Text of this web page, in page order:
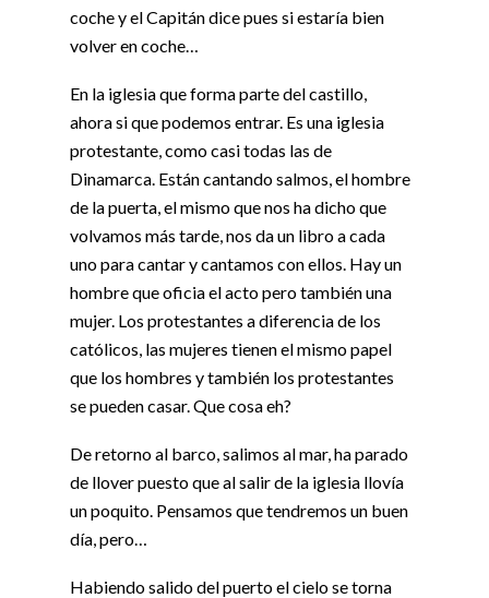
coche y el Capitán dice pues si estaría bien
volver en coche…
En la iglesia que forma parte del castillo,
ahora si que podemos entrar. Es una iglesia
protestante, como casi todas las de
Dinamarca. Están cantando salmos, el hombre
de la puerta, el mismo que nos ha dicho que
volvamos más tarde, nos da un libro a cada
uno para cantar y cantamos con ellos. Hay un
hombre que oficia el acto pero también una
mujer. Los protestantes a diferencia de los
católicos, las mujeres tienen el mismo papel
que los hombres y también los protestantes
se pueden casar. Que cosa eh?
De retorno al barco, salimos al mar, ha parado
de llover puesto que al salir de la iglesia llovía
un poquito. Pensamos que tendremos un buen
día, pero…
Habiendo salido del puerto el cielo se torna